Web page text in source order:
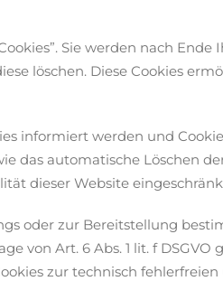
Sie werden nach Ende
löschen. Diese Cookies
informiert werden und
das automatische Löschen
dieser Website
oder zur Bereitstellung
von Art. 6 Abs. 1 lit. f DSGVO
zur technisch